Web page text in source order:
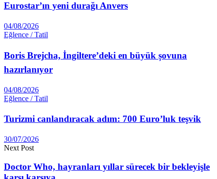
Eurostar’ın yeni durağı Anvers
04/08/2026
Eğlence / Tatil
Boris Brejcha, İngiltere’deki en büyük șovuna
hazırlanıyor
04/08/2026
Eğlence / Tatil
Turizmi canlandıracak adım: 700 Euro’luk teşvik
30/07/2026
Next Post
Doctor Who, hayranları yıllar sürecek bir bekleyişle